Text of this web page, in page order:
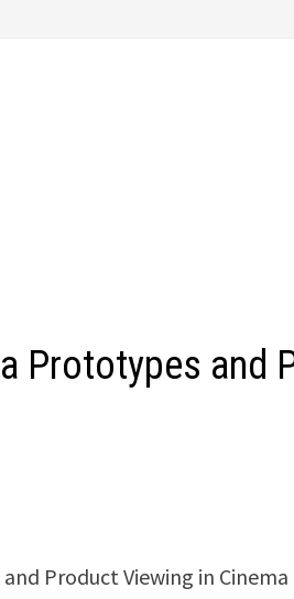
Prototypes and